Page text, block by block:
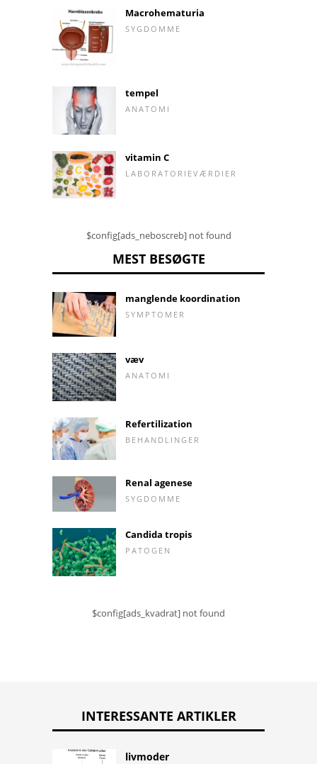
Macrohematuria
SYGDOMME
tempel
ANATOMI
vitamin C
LABORATORIEVÆRDIER
$config[ads_neboscreb] not found
MEST BESØGTE
manglende koordination
SYMPTOMER
væv
ANATOMI
Refertilization
BEHANDLINGER
Renal agenese
SYGDOMME
Candida tropis
PATOGEN
$config[ads_kvadrat] not found
INTERESSANTE ARTIKLER
livmoder